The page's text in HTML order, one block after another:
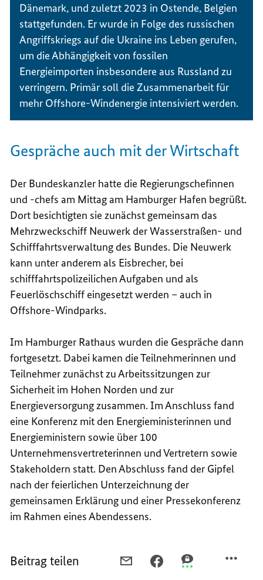
Dänemark, und zuletzt 2023 in Ostende, Belgien
stattgefunden. Er wurde in Folge des russischen
Angriffskriegs auf die Ukraine ins Leben gerufen,
um die Abhängigkeit von fossilen
Energieimporten insbesondere aus Russland zu
verringern. Primär soll die Zusammenarbeit für
mehr Offshore-Windenergie intensiviert werden.
Gespräche auch mit der Wirtschaft
Der Bundeskanzler hatte die Regierungschefinnen
und -chefs am Mittag am Hamburger Hafen begrüßt.
Dort besichtigten sie zunächst gemeinsam das
Mehrzweckschiff Neuwerk der Wasserstraßen- und
Schifffahrtsverwaltung des Bundes. Die Neuwerk
kann unter anderem als Eisbrecher, bei
schifffahrtspolizeilichen Aufgaben und als
Feuerlöschschiff eingesetzt werden – auch in
Offshore-Windparks.
Im Hamburger Rathaus wurden die Gespräche dann
fortgesetzt. Dabei kamen die Teilnehmerinnen und
Teilnehmer zunächst zu Arbeitssitzungen zur
Sicherheit im Hohen Norden und zur
Energieversorgung zusammen. Im Anschluss fand
eine Konferenz mit den Energieministerinnen und
Energieministern sowie über 100
Unternehmensvertreterinnen und Vertretern sowie
Stakeholdern statt. Den Abschluss fand der Gipfel
nach der feierlichen Unterzeichnung der
gemeinsamen Erklärung und einer Pressekonferenz
im Rahmen eines Abendessens.
Beitrag teilen